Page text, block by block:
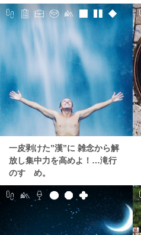
一皮剥けた”漢”に 雑念から解
放し集中力を高めよ！…滝行
のすゝめ。